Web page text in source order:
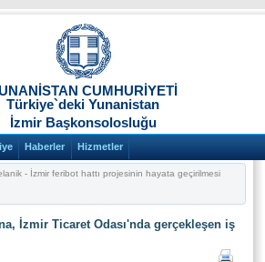
CUMHURİYETİ
Türkiye`deki Yunanistan
İzmir Başkonsolosluğu
Haberler Hizmetler
- İzmir feribot hattı projesinin hayata geçirilmesi
İzmir Ticaret Odası'nda gerçekleşen iş